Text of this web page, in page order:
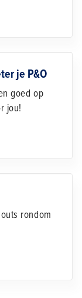
je P&O
goed op
jou!
rondom